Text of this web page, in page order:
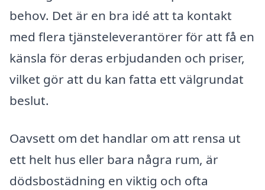
behov. Det är en bra idé att ta kontakt
med flera tjänsteleverantörer för att få en
känsla för deras erbjudanden och priser,
vilket gör att du kan fatta ett välgrundat
beslut.
Oavsett om det handlar om att rensa ut
ett helt hus eller bara några rum, är
dödsbostädning en viktig och ofta